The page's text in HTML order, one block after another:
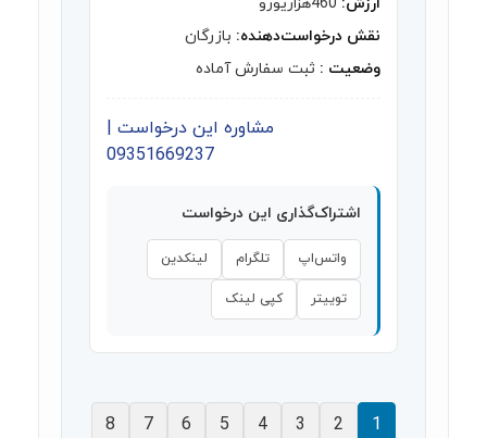
نقش درخواست‌دهنده: بازرگان
وضعیت : ثبت سفارش آماده
مشاوره این درخواست |
09351669237
اشتراک‌گذاری این درخواست
واتس‌اپ تلگرام لینکدین
توییتر کپی لینک
1
2
3
4
5
6
7
8